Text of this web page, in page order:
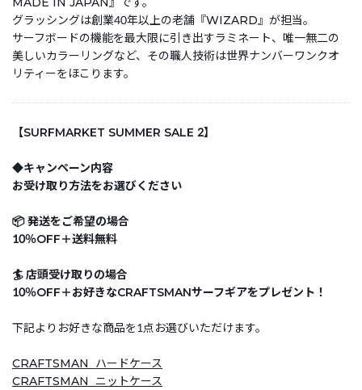
グラッシングは創業40年以上の老舗『WIZARD』が担当。
サーフボードの機能を最大限に引き出すラミネート、唯一無二の
美しいカラーリングなど、その職人技術は世界ナンバーワンクオ
リティーをほこります。
【SURFMARKET SUMMER SALE 2】
◆キャンペーン内容
お受け取り方法をお選びください
📦 発送をご希望の場合
10％OFF＋送料無料
🏄 店頭受け取りの場合
10％OFF＋お好きなCRAFTSMANサーフギアをプレゼント！
下記よりお好きな商品を1点お選びいただけます。
CRAFTSMAN ハードケース
CRAFTSMAN ニットケース